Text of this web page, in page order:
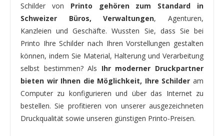
Schilder von Printo gehören zum Standard in
Schweizer Büros, Verwaltungen, Agenturen,
Kanzleien und Geschäfte. Wussten Sie, dass Sie bei
Printo Ihre Schilder nach Ihren Vorstellungen gestalten
können, indem Sie Material, Halterung und Verarbeitung
selbst bestimmen? Als Ihr moderner Druckpartner
bieten wir Ihnen die Möglichkeit, Ihre Schilder am
Computer zu konfigurieren und über das Internet zu
bestellen. Sie profitieren von unserer ausgezeichneten
Druckqualität sowie unseren günstigen Printo-Preisen.